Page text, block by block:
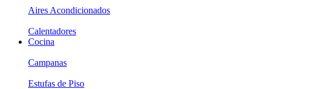
Aires Acondicionados
Calentadores
Cocina
Campanas
Estufas de Piso